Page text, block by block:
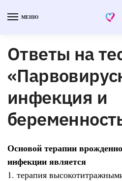
МЕНЮ
Ответы на
инфекция и
Основой терапии
инфекции является
1. терапия